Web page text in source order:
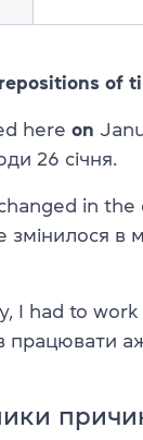
of
here on
26 січня.
in the
в
I had to work
працювати аж